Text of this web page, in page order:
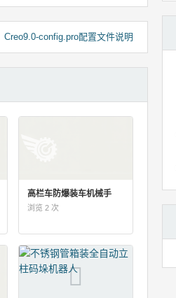
Creo9.0-config.pro配置文件说明
高栏车防爆装车机械手
浏览 2 次